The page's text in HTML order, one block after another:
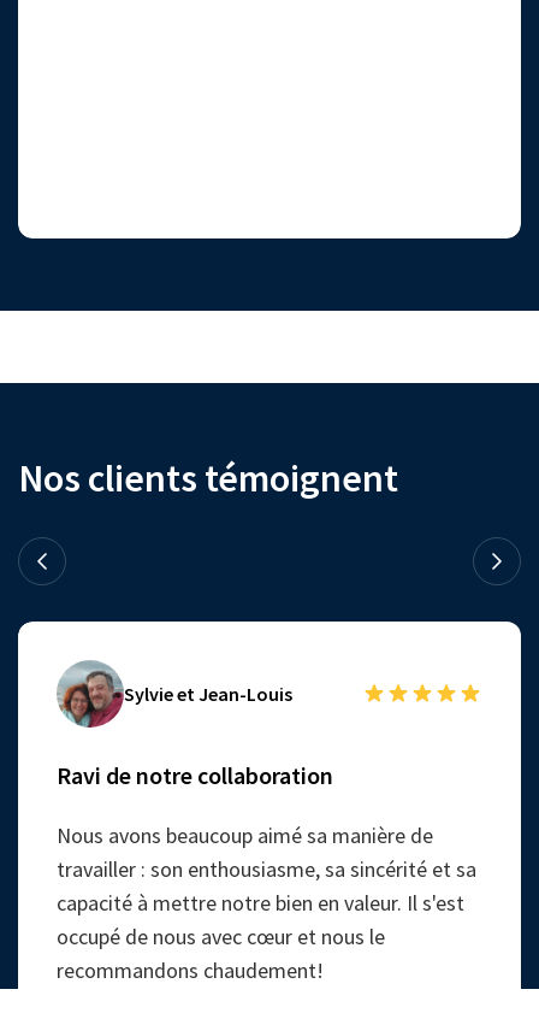
Nos clients témoignent
Sylvie et Jean-Louis
Ravi de notre collaboration
Nous avons beaucoup aimé sa manière de
travailler : son enthousiasme, sa sincérité et sa
capacité à mettre notre bien en valeur. Il s'est
occupé de nous avec cœur et nous le
recommandons chaudement!